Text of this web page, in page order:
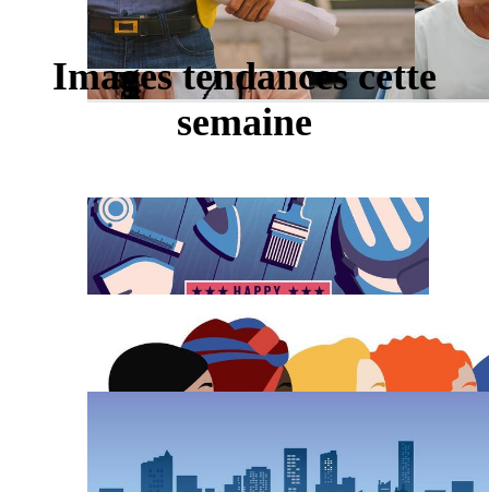
Images tendances cette
semaine